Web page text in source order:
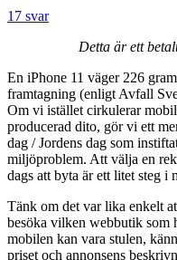
17 svar
Detta är ett
En iPhone 11 väger 226
framtagning (enligt Avfall
Om vi istället cirkulerar
producerad dito, gör vi ett
dag / Jordens dag som
miljöproblem. Att välja en
dags att byta är ett litet steg i
Tänk om det var lika enkelt
besöka vilken webbutik som
mobilen kan vara stulen,
priset och annonsens